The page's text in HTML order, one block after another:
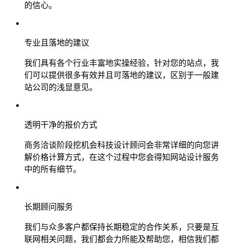
的信心。
专业且落地的建议
我们具有各个行业丰富地实操经验，针对您的站点，我
们可以提供很多有效并且可落地的建议，区别于一般建
站公司的浅显意见。
透明干净的报价方式
商务洽谈阶段挖机会科技设计顾问会非常详细的向您讲
解价格计算方式，在这个过程中您会得知网站设计服务
中的所有细节。
长期顾问服务
我们与众多客户都保持长期稳定的合作关系，只要是互
联网相关问题，我们都会力所能及帮助您，相信我们都